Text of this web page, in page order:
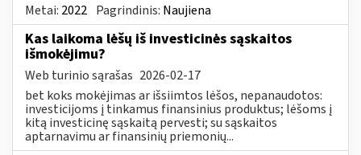
Metai: 2022 Pagrindinis: Naujiena
Kas laikoma lėšų iš investicinės sąskaitos
išmokėjimu?
Web turinio sąrašas 2026-02-17
bet koks mokėjimas ar išsiimtos lėšos, nepanaudotos:
investicijoms į tinkamus finansinius produktus; lėšoms į
kitą investicinę sąskaitą pervesti; su sąskaitos
aptarnavimu ar finansinių priemonių...